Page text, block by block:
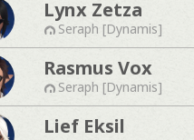
Lynx Zetza
Seraph [Dynamis]
Rasmus Vox
Seraph [Dynamis]
Lief Eksil